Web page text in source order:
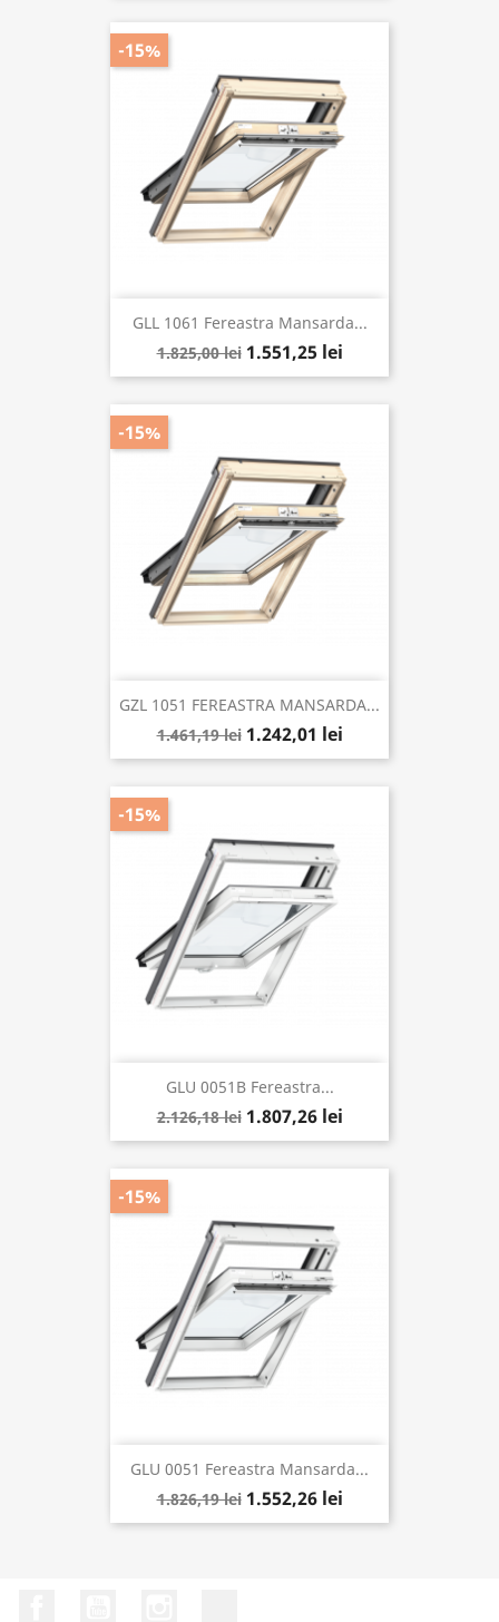
GLL 1061 Fereastra Mansarda...
1.825,00 lei 1.551,25 lei
-15%
GZL 1051 FEREASTRA MANSARDA...
1.461,19 lei 1.242,01 lei
-15%
GLU 0051B Fereastra...
2.126,18 lei 1.807,26 lei
-15%
GLU 0051 Fereastra Mansarda...
1.826,19 lei 1.552,26 lei
-15%